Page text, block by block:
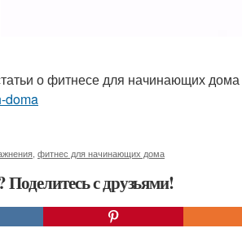
о фитнесе для начинающих дома
doma
, фитнес для начинающих дома
с друзьями!